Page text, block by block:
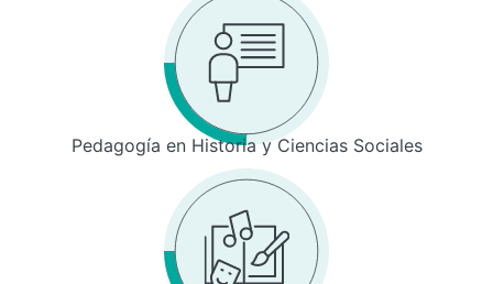
Pedagogía en Historia y Ciencias Sociales